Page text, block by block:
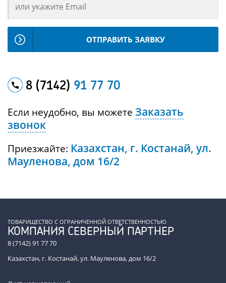
ОТПРАВИТЬ ЗАЯВКУ
8 (7142) 91 77 70
Если неудобно, вы можете Заказать
звонок
Приезжайте: Казахстан, г. Костанай, ул.
Мауленова, дом 16/2
ТОВАРИЩЕСТВО С ОГРАНИЧЕННОЙ ОТВЕТСТВЕННОСТЬЮ
КОМПАНИЯ СЕВЕРНЫЙ ПАРТНЕР
8 (7142) 91 77 70
Казахстан, г. Костанай, ул. Мауленова, дом 16/2